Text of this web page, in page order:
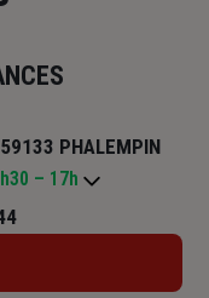
PHALEMPIN
Ouvert 08h30 – 12h / 13h30 – 17h